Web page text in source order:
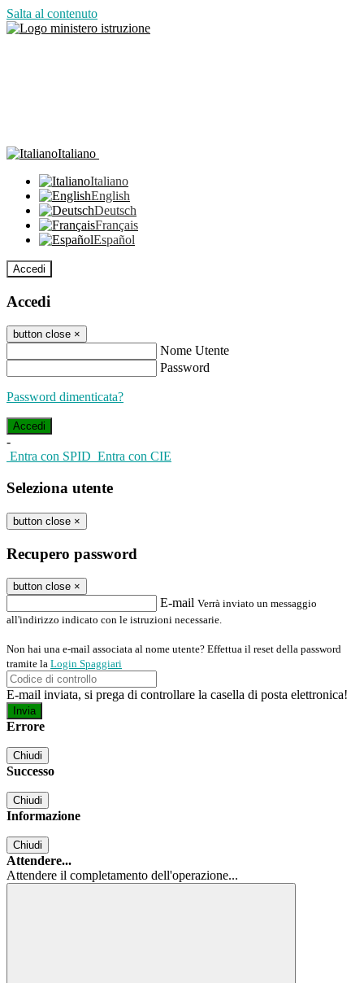
Salta al contenuto
Italiano
Italiano
English
Deutsch
Français
Español
Accedi
Accedi
button close ×
Nome Utente
Password
Password dimenticata?
-
Entra con SPID Entra con CIE
Seleziona utente
button close ×
Recupero password
button close ×
E-mail Verrà inviato un messaggio
all'indirizzo indicato con le istruzioni necessarie.
Non hai una e-mail associata al nome utente? Effettua il reset della password
tramite la Login Spaggiari
E-mail inviata, si prega di controllare la casella di posta elettronica!
Errore
Chiudi
Successo
Chiudi
Informazione
Chiudi
Attendere...
Attendere il completamento dell'operazione...